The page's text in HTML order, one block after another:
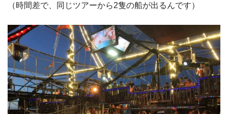
（時間差で、同じツアーから2隻の船が出るんです）